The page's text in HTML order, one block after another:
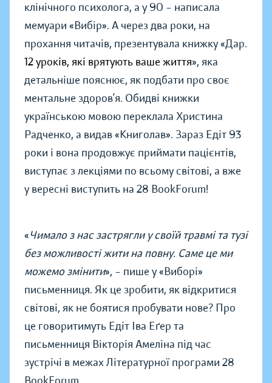
клінічного психолога, а у 90 – написала
мемуари «Вибір». А через два роки, на
прохання читачів, презентувала книжку «Дар.
12 уроків, які врятують ваше життя», яка
детальніше пояснює, як подбати про своє
ментальне здоров’я. Обидві книжки
українською мовою переклала Христина
Радченко, а видав «Книголав». Зараз Едіт 93
роки і вона продовжує приймати пацієнтів,
виступає з лекціями по всьому світові, а вже
у вересні виступить на 28 BookForum!
«Чимало з нас застрягли у своїй травмі та тузі
без можливості жити на повну. Саме це ми
можемо змінити», – пише у «Виборі»
письменниця. Як це зробити, як відкритися
світові, як не боятися пробувати нове? Про
це говоритимуть Едіт Іва Еґер та
письменниця Вікторія Амеліна під час
зустрічі в межах Літературної програми 28